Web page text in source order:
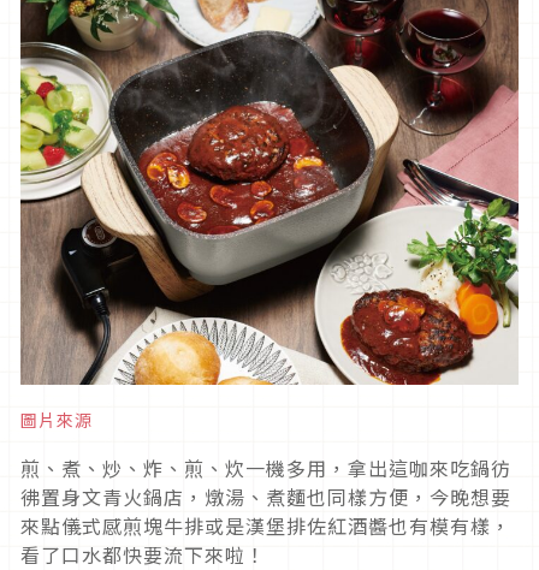
圖片來源
煎、煮、炒、炸、煎、炊一機多用，拿出這咖來吃鍋彷
彿置身文青火鍋店，燉湯、煮麵也同樣方便，今晚想要
來點儀式感煎塊牛排或是漢堡排佐紅酒醬也有模有樣，
看了口水都快要流下來啦！